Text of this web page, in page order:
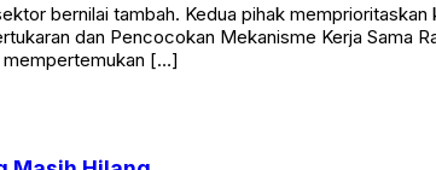
bernilai tambah. Kedua pihak
dan Pencocokan Mekanisme Kerja Sama
mempertemukan […]